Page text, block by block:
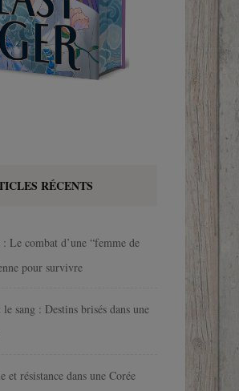
RÉCENTS
Le combat d’une “femme de
pour survivre
sang : Destins brisés dans une
et résistance dans une Corée